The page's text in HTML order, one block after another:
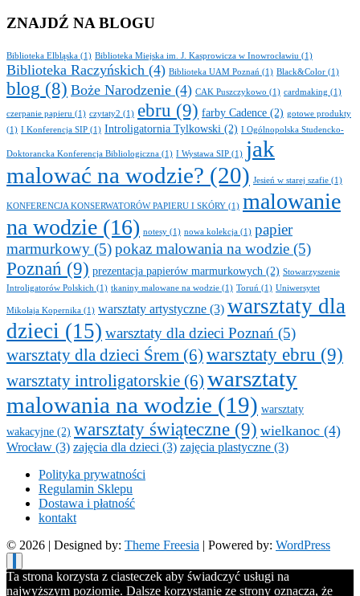
ZNAJDŹ NA BLOGU
Biblioteka Elbląska (1) Biblioteka Miejska im. J. Kasprowicza w Inowrocławiu (1)
Biblioteka Raczyńskich (4) Biblioteka UAM Poznań (1) Black&Color (1)
blog (8) Boże Narodzenie (4) CAK Puszczykowo (1) cardmaking (1)
czerpanie papieru (1) czytaty2 (1) ebru (9) farby Cadence (2) gotowe produkty
(1) I Konferencja SIP (1) Introligatornia Tylkowski (2) I Ogólnopolska Studencko-
Doktorancka Konferencja Bibliologiczna (1) I Wystawa SIP (1) jak
malować na wodzie? (20) Jesień w starej szafie (1)
KONFERENCJA KONSERWATORÓW PAPIERU I SKÓRY (1) malowanie
na wodzie (16) notesy (1) nowa kolekcja (1) papier
marmurkowy (5)pokaz malowania na wodzie (5)
Poznań (9) prezentacja papierów marmurkowych (2) Stowarzyszenie
Introligatorów Polskich (1) tkaniny malowane na wodzie (1) Toruń (1) Uniwersytet
Mikołaja Kopernika (1) warsztaty artystyczne (3) warsztaty dla
dzieci (15) warsztaty dla dzieci Poznań (5)
warsztaty dla dzieci Śrem (6) warsztaty ebru (9)
warsztaty introligatorskie (6) warsztaty
malowania na wodzie (19) warsztaty
wakacyjne (2) warsztaty świąteczne (9) wielkanoc (4)
Wrocław (3) zajęcia dla dzieci (3) zajęcia plastyczne (3)
Polityka prywatności
Regulamin Sklepu
Dostawa i płatność
kontakt
© 2026 | Designed by: Theme Freesia | Powered by: WordPress
Ta strona korzysta z ciasteczek aby świadczyć usługi na
najwyższym poziomie. Dalsze korzystanie ze strony oznacza, że